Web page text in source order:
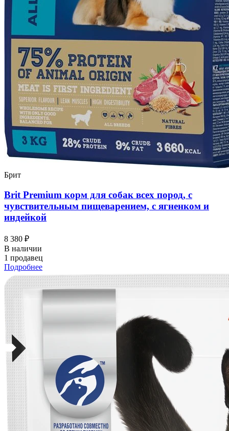
Брит
Brit Premium корм для собак всех пород, с
чувствительным пищеварением, с ягненком и
индейкой
8 380 ₽
В наличии
1 продавец
Подробнее